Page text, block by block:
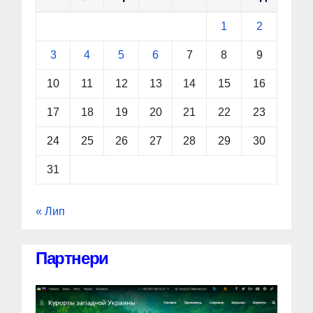
1 2
3 4 5 6 7 8 9
10 11 12 13 14 15 16
17 18 19 20 21 22 23
24 25 26 27 28 29 30
31
« Лип
Партнери